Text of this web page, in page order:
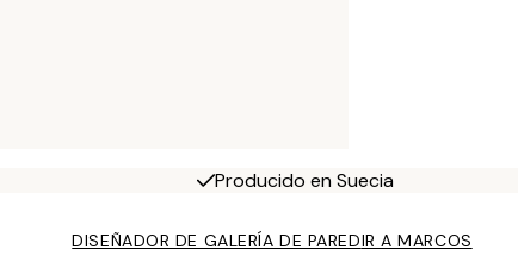
Producido en Suecia
DISEÑADOR DE GALERÍA DE PAREDIR A MARCOS